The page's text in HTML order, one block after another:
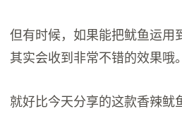
但有时候，如果能把鱿鱼运用
其实会收到非常不错的效果哦。
就好比今天分享的这款香辣鱿